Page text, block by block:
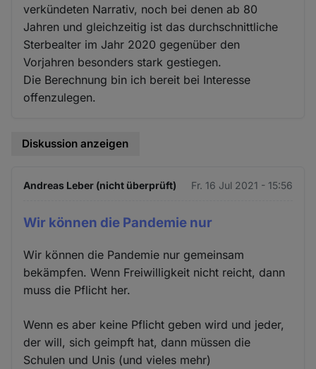
verkündeten Narrativ, noch bei denen ab 80
Jahren und gleichzeitig ist das durchschnittliche
Sterbealter im Jahr 2020 gegenüber den
Vorjahren besonders stark gestiegen.
Die Berechnung bin ich bereit bei Interesse
offenzulegen.
Diskussion anzeigen
Andreas Leber (nicht überprüft) Fr. 16 Jul 2021 - 15:56
Wir können die Pandemie nur
Wir können die Pandemie nur gemeinsam
bekämpfen. Wenn Freiwilligkeit nicht reicht, dann
muss die Pflicht her.
Wenn es aber keine Pflicht geben wird und jeder,
der will, sich geimpft hat, dann müssen die
Schulen und Unis (und vieles mehr)